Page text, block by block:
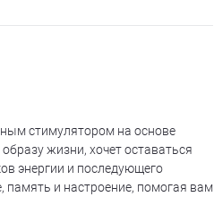
стимулятором на основе
жизни, хочет оставаться
энергии и последующего
память и настроение, помогая вам